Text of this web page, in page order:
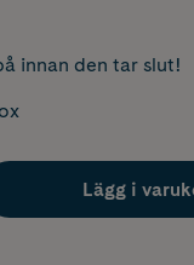
innan den tar slut!
Lägg i